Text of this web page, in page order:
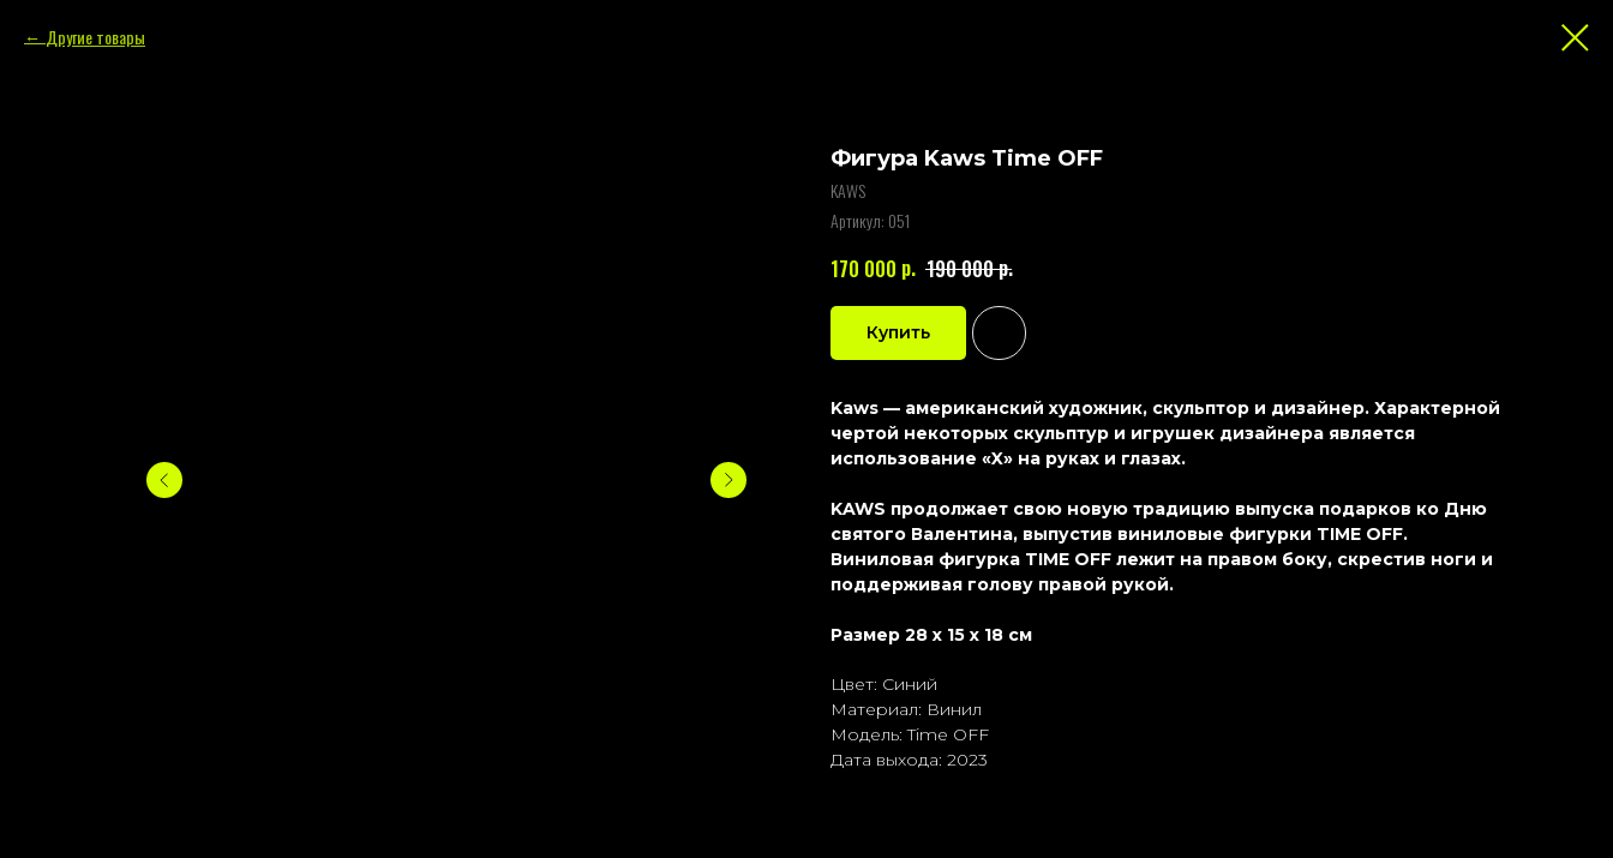
Другие товары
Фигура Kaws Time OFF
KAWS
Артикул: 051
170 000 р. 190 000р.
Купить
Kaws — американский художник, скульптор и дизайнер. Характерной
чертой некоторых скульптур и игрушек дизайнера является
использование «X» на руках и глазах.
KAWS продолжает свою новую традицию выпуска подарков ко Дню
святого Валентина, выпустив виниловые фигурки TIME OFF.
Виниловая фигурка TIME OFF лежит на правом боку, скрестив ноги и
поддерживая голову правой рукой.
Размер 28 x 15 x 18 см
Цвет: Синий
Материал: Винил
Модель: Time OFF
Дата выхода: 2023